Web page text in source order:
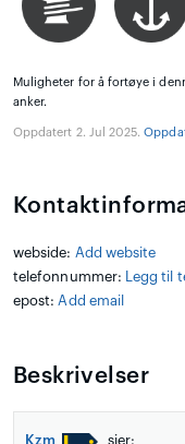
Muligheter for å fortøye i
anker.
Oppdatert 2. Jul 2025.
webside: Add website
telefonnummer:
Legg til
epost: Add email
Beskrivelser
Kzm sier: